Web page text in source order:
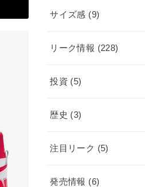
サイズ感 (9)
リーク情報 (228)
投資 (5)
歴史 (3)
注目リーク (5)
発売情報 (6)